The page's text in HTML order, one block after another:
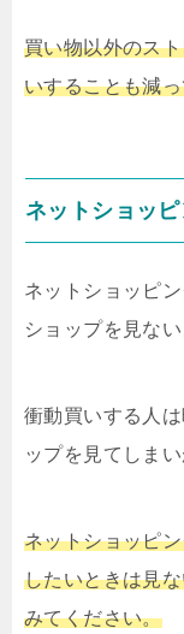
買い物以外のス
いすることも減
ネットショッ
ネットショッピ
ショップを見な
衝動買いする人
ップを見てしまい
ネットショッピ
したいときは見
みてください。